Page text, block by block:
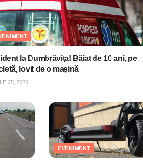
la Dumbrăviţa! Băiat de 10 ani, pe
lovit de o maşină
25, 2026
EVENIMENT